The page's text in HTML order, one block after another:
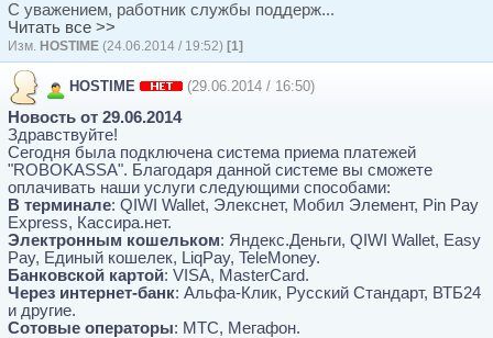
С уважением, работник службы поддерж...
Читать все >>
Изм. HOSTIME (24.06.2014 / 19:52) [1]
HOSTIME (29.06.2014 / 16:50)
Новость от 29.06.2014
Здравствуйте!
Сегодня была подключена система приема платежей
"ROBOKASSA". Благодаря данной системе вы сможете
оплачивать наши услуги следующими способами:
В терминале: QIWI Wallet, Элекснет, Мобил Элемент, Pin Pay
Express, Кассира.нет.
Электронным кошельком: Яндекс.Деньги, QIWI Wallet, Easy
Pay, Единый кошелек, LiqPay, TeleMoney.
Банковской картой: VISA, MasterCard.
Через интернет-банк: Альфа-Клик, Русский Стандарт, ВТБ24
и другие.
Сотовые операторы: МТС, Мегафон.